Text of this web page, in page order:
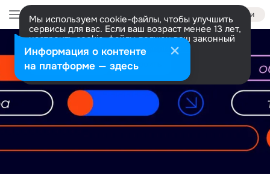
Войти
Мы используем cookie-файлы, чтобы улучшить
сервисы для вас. Если ваш возраст менее 13 лет,
настроить cookie-файлы должен ваш законный
представитель. Больше информации
Разрешить все Настроить
Информация о контенте
на платформе — здесь